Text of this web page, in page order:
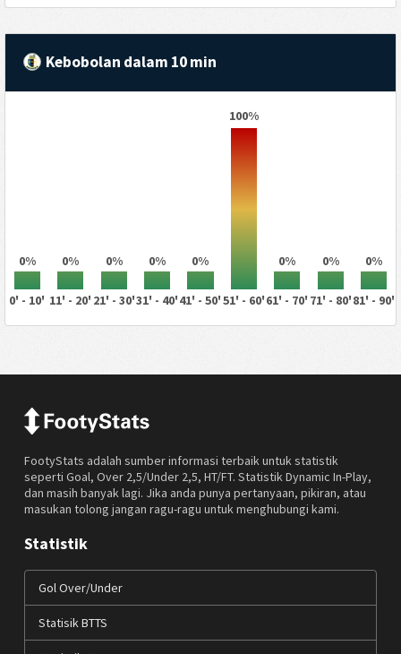
Kebobolan dalam 10 min
0% 0% 0% 0% 0%
100%
0% 0% 0%
0' - 10' 11' - 20' 21' - 30'31' - 40'41' - 50'51' - 60'61' - 70' 71' - 80'81' - 90'
FootyStats adalah sumber informasi terbaik untuk statistik
seperti Goal, Over 2,5/Under 2,5, HT/FT. Statistik Dynamic In-Play,
dan masih banyak lagi. Jika anda punya pertanyaan, pikiran, atau
masukan tolong jangan ragu-ragu untuk menghubungi kami.
Statistik
Gol Over/Under
Statisik BTTS